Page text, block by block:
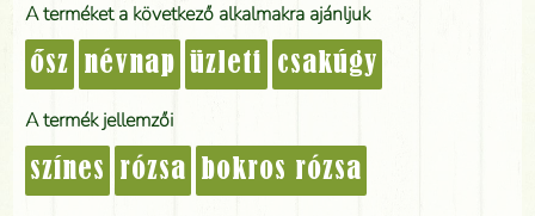
A terméket a következő alkalmakra ajánljuk
ősz névnap üzleti csakúgy
A termék jellemzői
színes rózsa bokros rózsa